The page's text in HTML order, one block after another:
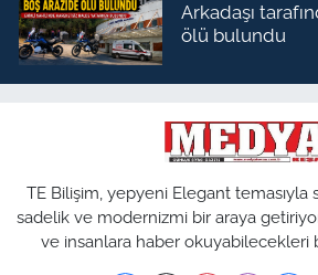
Arkadaşı
ölü bulundu
TE Bilişim, yepyeni Elegant temasıyla
sadelik ve modernizmi bir araya
ve insanlara haber okuyabilecekleri